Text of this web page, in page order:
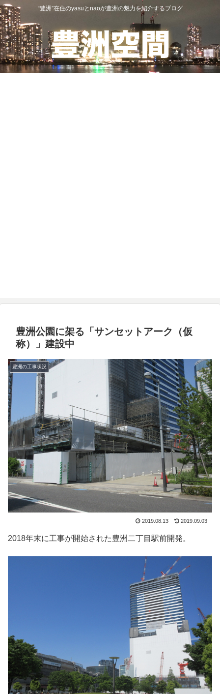
“豊洲”在住のyasuとnaoが豊洲の魅力を紹介するブログ
豊洲公園に架る「サンセットアーク（仮
称）」建設中
豊洲の工事状況
2019.08.13 2019.09.03
2018年末に工事が開始された豊洲二丁目駅前開発。